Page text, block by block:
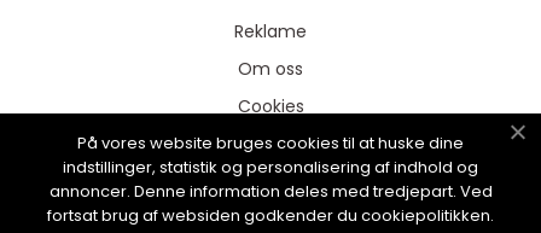
Reklame
Om oss
Cookies
Kontakt Oss
Sitemap
På vores website bruges cookies til at huske dine
indstillinger, statistik og personalisering af indhold og
annoncer. Denne information deles med tredjepart. Ved
fortsat brug af websiden godkender du cookiepolitikken.